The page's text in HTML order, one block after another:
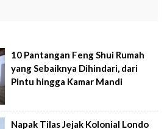
10 Pantangan Feng Shui Rumah
yang Sebaiknya Dihindari, dari
Pintu hingga Kamar Mandi
Napak Tilas Jejak Kolonial Londo